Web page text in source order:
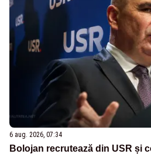
6 aug. 2026, 07:34
Bolojan recrutează din USR și